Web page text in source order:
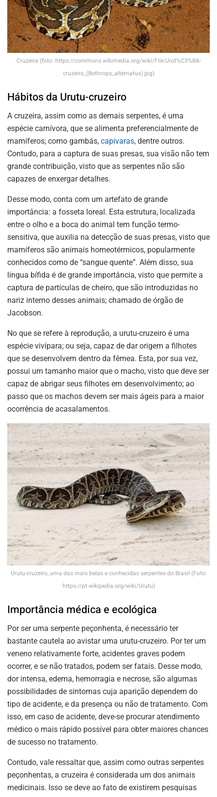
Cruzeira (foto: https://commons.wikimedia.org/wiki/File:Urut%C3%BA-
cruzeiro_(Bothrops_alternatus).jpg)
Hábitos da Urutu-cruzeiro
A cruzeira, assim como as demais serpentes, é uma
espécie carnívora, que se alimenta preferencialmente de
mamíferos; como gambás, capivaras, dentre outros.
Contudo, para a captura de suas presas, sua visão não tem
grande contribuição, visto que as serpentes não são
capazes de enxergar detalhes.
Desse modo, conta com um artefato de grande
importância: a fosseta loreal. Esta estrutura, localizada
entre o olho e a boca do animal tem função termo-
sensitiva, que auxilia na detecção de suas presas, visto que
mamíferos são animais homeotérmicos, popularmente
conhecidos como de “sangue quente”. Além disso, sua
língua bífida é de grande importância, visto que permite a
captura de partículas de cheiro, que são introduzidas no
nariz interno desses animais; chamado de órgão de
Jacobson.
No que se refere à reprodução, a urutu-cruzeiro é uma
espécie vivípara; ou seja, capaz de dar origem a filhotes
que se desenvolvem dentro da fêmea. Esta, por sua vez,
possui um tamanho maior que o macho, visto que deve ser
capaz de abrigar seus filhotes em desenvolvimento; ao
passo que os machos devem ser mais ágeis para a maior
ocorrência de acasalamentos.
Urutu-cruzeiro, uma das mais belas e conhecidas serpentes do Brasil (Foto:
https://pt.wikipedia.org/wiki/Urutu)
Importância médica e ecológica
Por ser uma serpente peçonhenta, é necessário ter
bastante cautela ao avistar uma urutu-cruzeiro. Por ter um
veneno relativamente forte, acidentes graves podem
ocorrer, e se não tratados, podem ser fatais. Desse modo,
dor intensa, edema, hemorragia e necrose, são algumas
possibilidades de sintomas cuja aparição dependem do
tipo de acidente, e da presença ou não de tratamento. Com
isso, em caso de acidente, deve-se procurar atendimento
médico o mais rápido possível para obter maiores chances
de sucesso no tratamento.
Contudo, vale ressaltar que, assim como outras serpentes
peçonhentas, a cruzeira é considerada um dos animais
medicinais. Isso se deve ao fato de existirem pesquisas